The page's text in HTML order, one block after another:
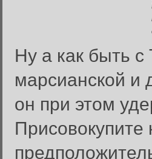
Ну а как быть
марсианской и
он при этом